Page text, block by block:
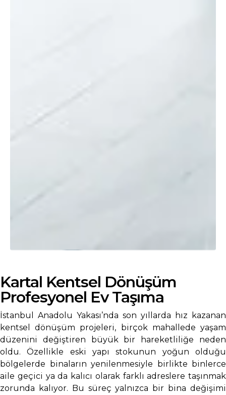
Kartal Kentsel Dönüşüm
Profesyonel Ev Taşıma
İstanbul Anadolu Yakası’nda son yıllarda hız kazanan
kentsel dönüşüm projeleri, birçok mahallede yaşam
düzenini değiştiren büyük bir hareketliliğe neden
oldu. Özellikle eski yapı stokunun yoğun olduğu
bölgelerde binaların yenilenmesiyle birlikte binlerce
aile geçici ya da kalıcı olarak farklı adreslere taşınmak
zorunda kalıyor. Bu süreç yalnızca bir bina değişimi